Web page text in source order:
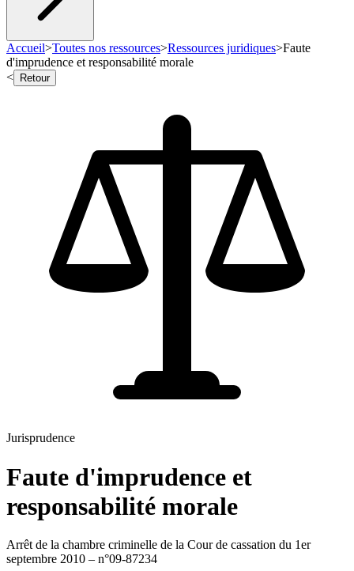
Accueil>Toutes nos ressources>Ressources juridiques>Faute
d'imprudence et responsabilité morale
<
Retour
Jurisprudence
Faute d'imprudence et
responsabilité morale
Arrêt de la chambre criminelle de la Cour de cassation du 1er
septembre 2010 – n°09-87234